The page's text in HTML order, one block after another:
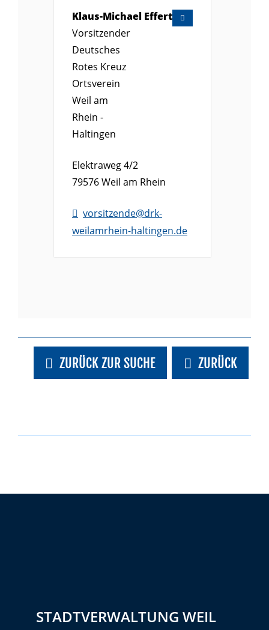
Vorsitzender
Klaus-Michael Effert
Deutsches
Rotes Kreuz
Ortsverein
Weil am
Rhein -
Haltingen
Elektraweg 4/2
79576Weil am Rhein
vorsitzende@drk-
weilamrhein-haltingen.de
ZURÜCK ZUR SUCHE ZURÜCK
STADTVERWALTUNG WEIL